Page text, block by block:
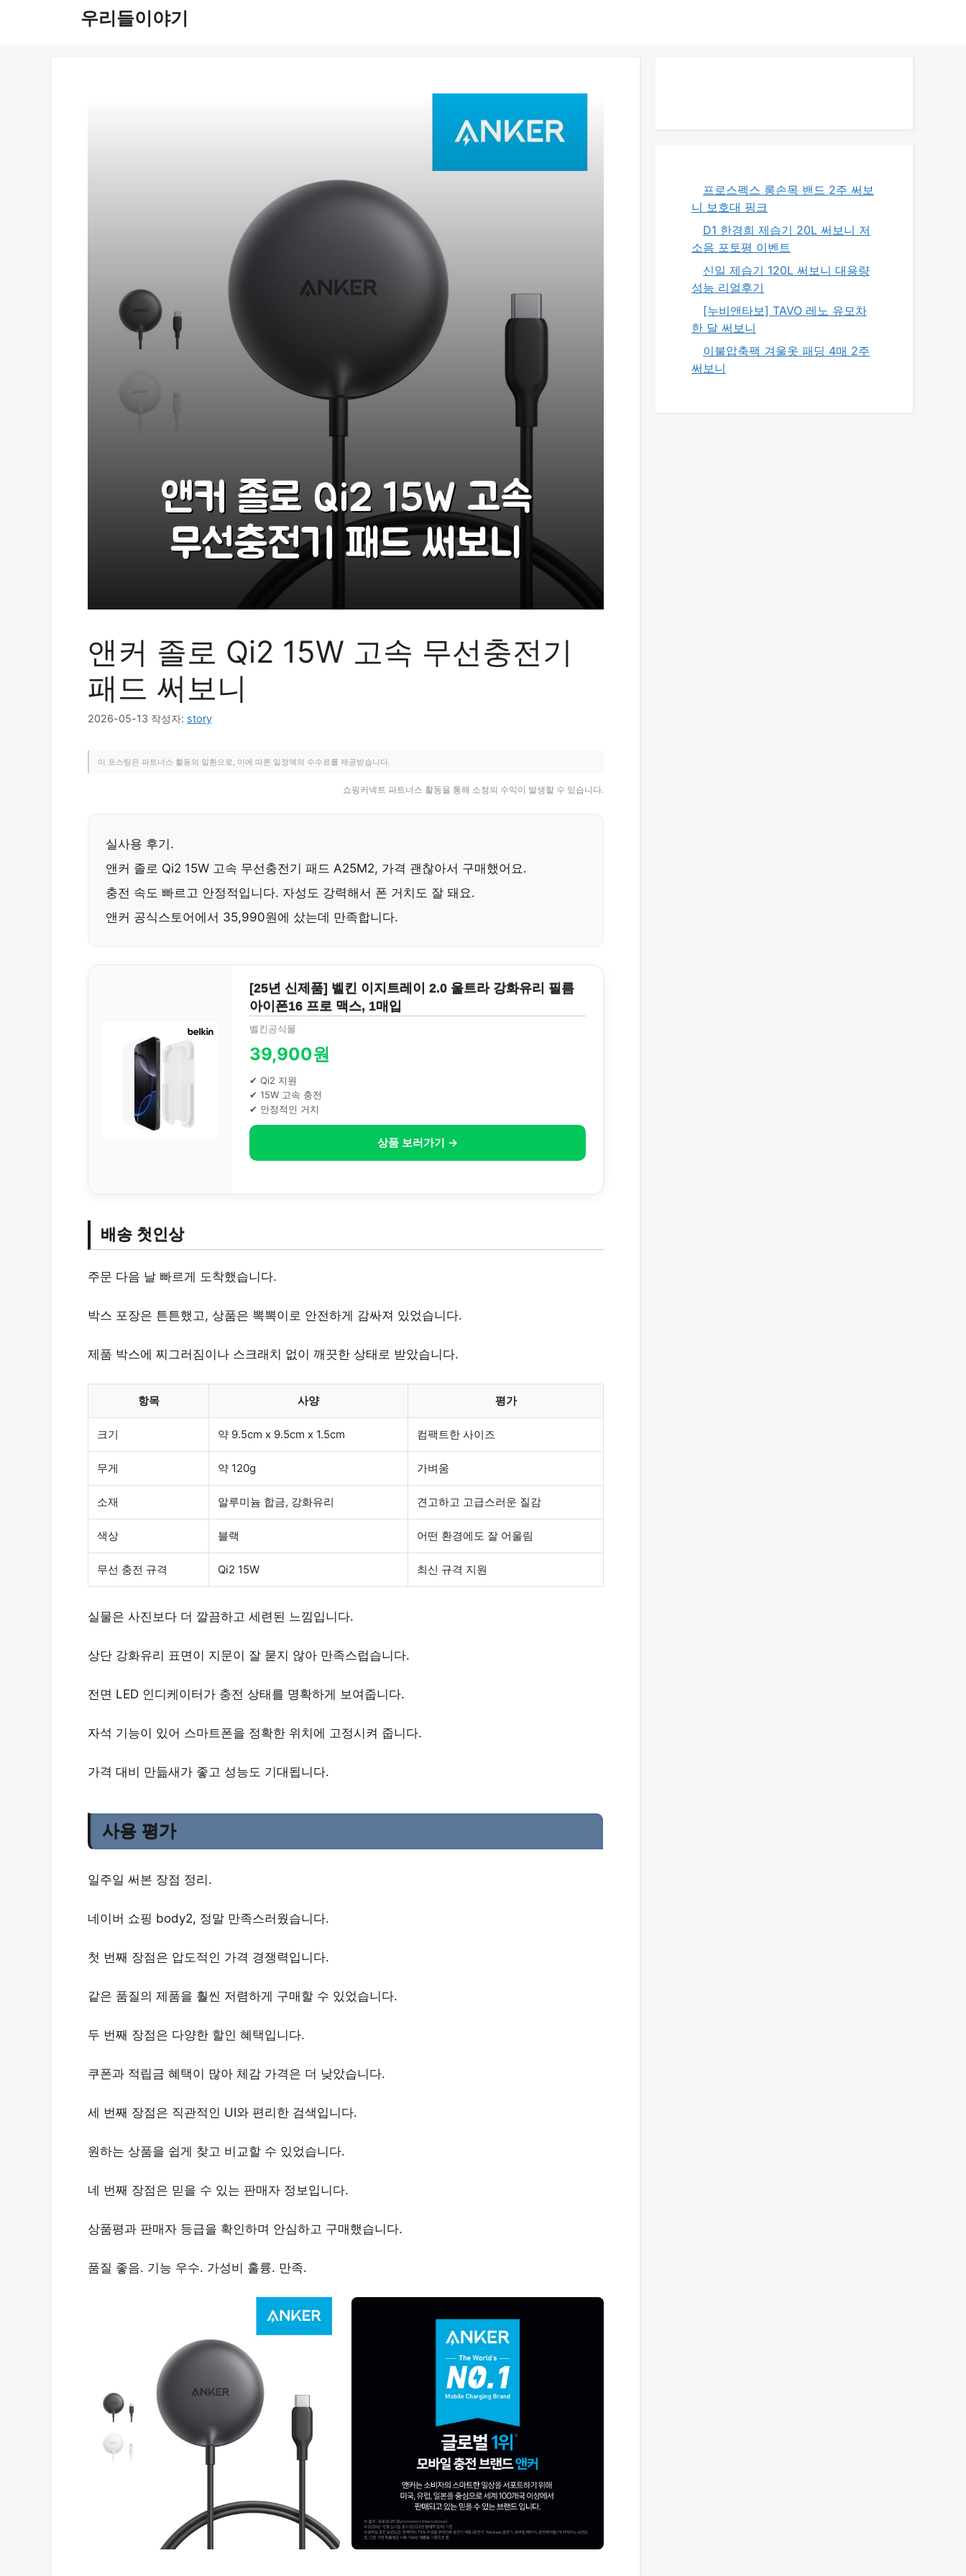
우리들이야기
앤커 졸로 Qi2 15W 고속 무선충전기
패드 써보니
2026-05-13 작성자: story
이 포스팅은 파트너스 활동의 일환으로, 이에 따른 일정액의 수수료를 제공받습니다.
쇼핑커넥트 파트너스 활동을 통해 소정의 수익이 발생할 수 있습니다.
실사용 후기.
앤커 졸로 Qi2 15W 고속 무선충전기 패드 A25M2, 가격 괜찮아서 구매 했어요.
충전 속도 빠르고 안정적입니다. 자성도 강력해서 폰 거치도 잘 돼요.
앤커 공식스토어 에서 35,990원에 샀는데 만족합니다.
[25년 신제품] 벨킨 이지트레이 2.0 울트라 강화유리 필름
아이폰16 프로 맥스, 1매입
벨킨공식몰
39,900원
✔ Qi2 지원
✔ 15W 고속 충전
✔ 안정적인 거치
상품 보러가기 →
배송 첫인상
주문 다음 날 빠르게 도착했습니다.
박스 포장은 튼튼했고, 상품은 뽁뽁이로 안전하게 감싸져 있었습니다.
제품 박스에 찌그러짐이나 스크래치 없이 깨끗한 상태로 받았습니다.
항목 사양 평가
크기 약 9.5cm x 9.5cm x 1.5cm 컴팩트한 사이즈
무게 약 120g 가벼움
소재 알루미늄 합금, 강화유리 견고하고 고급스러운 질감
색상 블랙 어떤 환경에도 잘 어울림
무선 충전 규격 Qi2 15W 최신 규격 지원
실물은 사진보다 더 깔끔하고 세련된 느낌입니다.
상단 강화유리 표면이 지문이 잘 묻지 않아 만족스럽습니다.
전면 LED 인디케이터가 충전 상태를 명확하게 보여줍니다.
자석 기능이 있어 스마트폰을 정확한 위치에 고정시켜 줍니다.
가격 대비 만듦새가 좋고 성능도 기대됩니다.
사용 평가
일주일 써본 장점 정리.
네이버 쇼핑 body2, 정말 만족스러웠습니다.
첫 번째 장점은 압도적인 가격 경쟁력입니다.
같은 품질의 제품을 훨씬 저렴하게 구매할 수 있었습니다.
두 번째 장점은 다양한 할인 혜택입니다.
쿠폰과 적립금 혜택이 많아 체감 가격은 더 낮았습니다.
세 번째 장점은 직관적인 UI와 편리한 검색입니다.
원하는 상품을 쉽게 찾고 비교할 수 있었습니다.
네 번째 장점은 믿을 수 있는 판매자 정보 입니다.
상품평과 판매자 등급을 확인하며 안심하고 구매했습니다.
품질 좋음. 기능 우수. 가성비 훌륭. 만족.
프로스펙스 롱손목 밴드 2주 써보
니 보호대 핑크
D1 한경희 제습기 20L 써보니 저
소음 포토평 이벤트
신일 제습기 120L 써보니 대용량
성능 리얼후기
[누비앤타보] TAVO 레노 유모차
한 달 써보니
이불압축팩 겨울옷 패딩 4매 2주
써보니